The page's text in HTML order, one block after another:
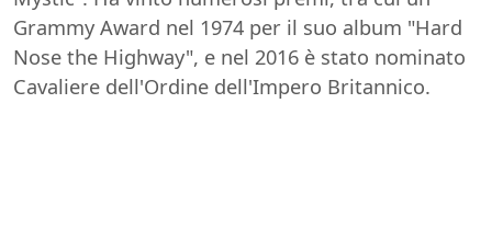
Grammy Award nel 1974 per il suo album "Hard
Nose the Highway", e nel 2016 è stato nominato
Cavaliere dell'Ordine dell'Impero Britannico.